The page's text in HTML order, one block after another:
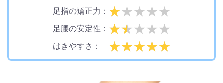
足指の矯正力：
足腰の安定性：
はきやすさ：